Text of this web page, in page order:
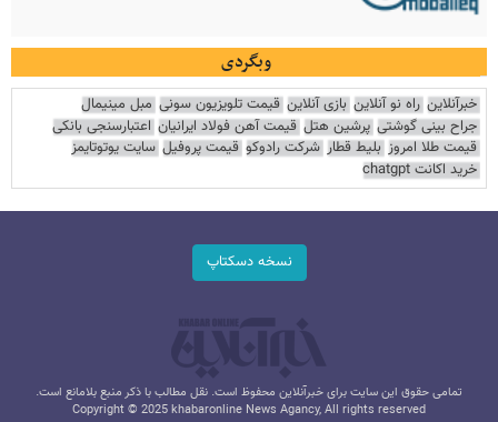
وبگردی
خبرآنلاین راه نو آنلاین بازی آنلاین قیمت تلویزیون سونی مبل مینیمال
جراح بینی گوشتی پرشین هتل قیمت آهن فولاد ایرانیان اعتبارسنجی بانکی
قیمت طلا امروز بلیط قطار شرکت رادوکو قیمت پروفیل سایت یوتوتایمز
خرید اکانت chatgpt
نسخه دسکتاپ
تمامی حقوق این سایت برای خبرآنلاین محفوظ است. نقل مطالب با ذکر منبع بلامانع است.
Copyright © 2025 khabaronline News Agancy, All rights reserved